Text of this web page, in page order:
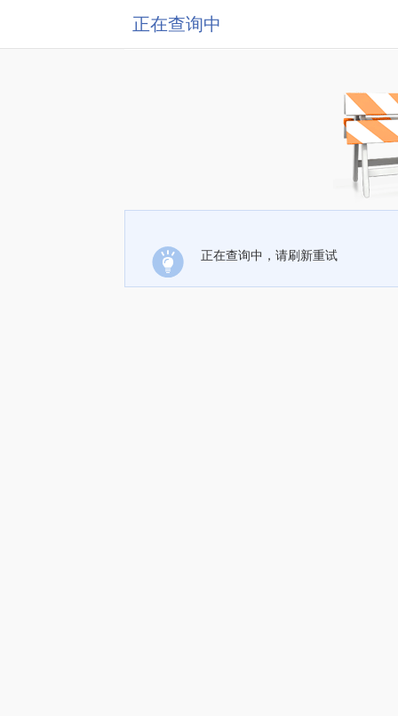
正在查询中
正在查询中，请刷新重试